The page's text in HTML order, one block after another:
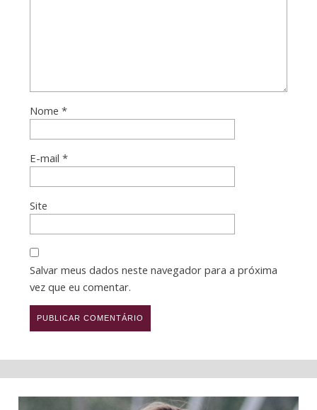
Nome *
E-mail *
Site
Salvar meus dados neste navegador para a próxima
vez que eu comentar.